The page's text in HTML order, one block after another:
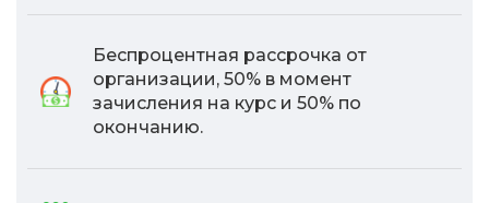
Беспроцентная рассрочка от
организации, 50% в момент
зачисления на курс и 50% по
окончанию.